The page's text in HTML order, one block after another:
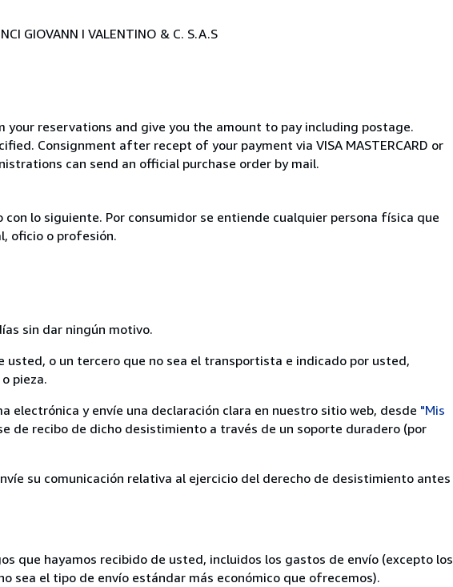
GIOVANN I VALENTINO & C. S.A.S
reservations and give you the amount to pay including postage.
Consignment after recept of your payment via VISA MASTERCARD or
can send an official purchase order by mail.
lo siguiente. Por consumidor se entiende cualquier persona física que
oficio o profesión.
sin dar ningún motivo.
o un tercero que no sea el transportista e indicado por usted,
pieza.
y envíe una declaración clara en nuestro sitio web, desde "Mis
de recibo de dicho desistimiento a través de un soporte duradero (por
su comunicación relativa al ejercicio del derecho de desistimiento antes
que hayamos recibido de usted, incluidos los gastos de envío (excepto los
sea el tipo de envío estándar más económico que ofrecemos).